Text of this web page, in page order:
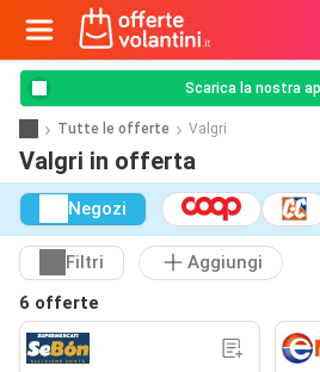
Scarica la nostra
Tutte le offerte Valgri
Valgri in offerta
Negozi
Filtri
Aggiungi
6 offerte